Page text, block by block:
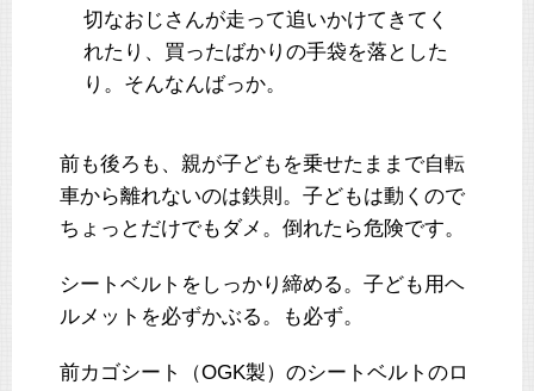
切なおじさんが走って追いかけてきてく
れたり、買ったばかりの手袋を落とした
り。そんなんばっか。
前も後ろも、親が子どもを乗せたままで自転
車から離れないのは鉄則。子どもは動くので
ちょっとだけでもダメ。倒れたら危険です。
シートベルトをしっかり締める。子ども用ヘ
ルメットを必ずかぶる。も必ず。
前カゴシート（OGK製）のシートベルトのロ